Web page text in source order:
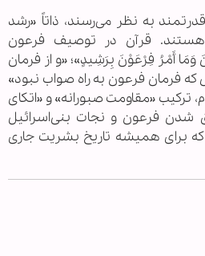
به نظر می‌رسند، ذاتاً «رشد
هستند. قرآن در توصیف فرعون
وَمَا أَمْرُ فِرْعَوْنَ بِرَشِیدٍ»؛ «و از فرمان
که فرمان فرعون به راه صواب نبود»
۹۷) . سرانجام، ترکیب «مقاومت صبورانه» و «اتکای
شدن فرعون و نجات بنی‌اسرائیل
برای همیشه تاریخ بشریت جاری